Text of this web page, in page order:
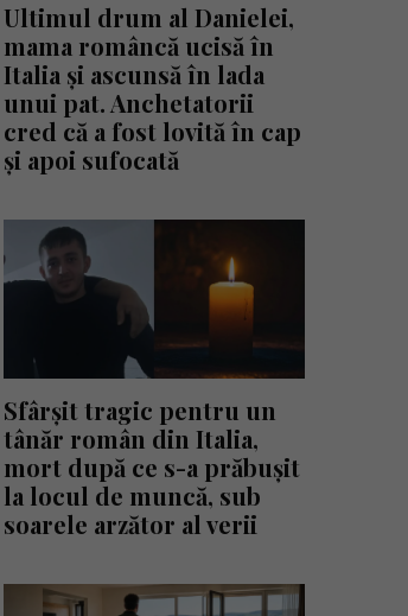
Ultimul drum al Danielei,
mama româncă ucisă în
Italia și ascunsă în lada
unui pat. Anchetatorii
cred că a fost lovită în cap
și apoi sufocată
Sfârșit tragic pentru un
tânăr român din Italia,
mort după ce s-a prăbușit
la locul de muncă, sub
soarele arzător al verii